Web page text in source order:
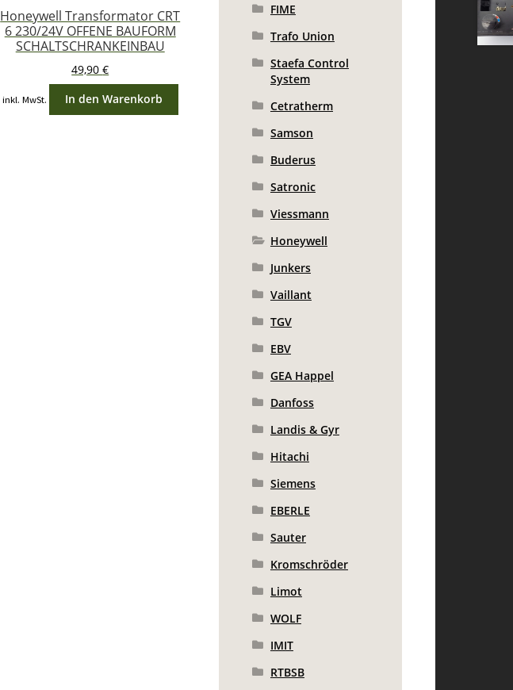
Honeywell Transformator CRT
6 230/24V OFFENE BAUFORM
SCHALTSCHRANKEINBAU
49,90€
inkl. MwSt. In den Warenkorb
FIME
Trafo Union
Staefa Control
System
Cetratherm
Samson
Buderus
Satronic
Viessmann
Honeywell
Junkers
Vaillant
TGV
EBV
GEA Happel
Danfoss
Landis & Gyr
Hitachi
Siemens
EBERLE
Sauter
Kromschröder
Limot
WOLF
IMIT
RTBSB